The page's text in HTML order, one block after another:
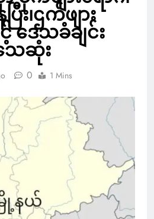
ြီး၊ဌက်ဖျား
ဒေသခံချင်း
ေဆုံး
0 1 Mins